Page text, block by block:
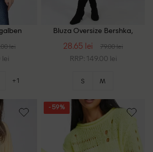
lei
lei
+1
Bluza Oversize Bershka,
28.65 lei 79.00 lei
RRP: 149.00 lei
S M
- 59%